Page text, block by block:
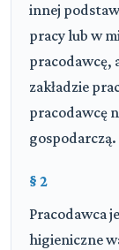
innej
pracy lub w
pracodawcę,
zakładzie
pracodawcę
gospodarczą.
§ 2
Pracodawca
higieniczne